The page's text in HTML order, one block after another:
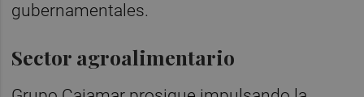
gubernamentales.
Sector agroalimentario